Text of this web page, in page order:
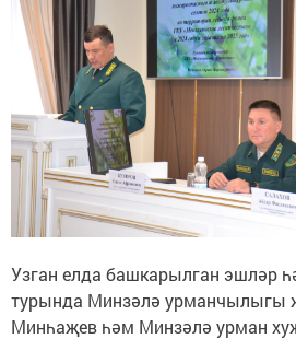
Узган елда башкарылган эшләр
турында Минзәлә урманчылыгы
Минһаҗев һәм Минзәлә урман